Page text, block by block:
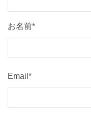
お名前*
Email*